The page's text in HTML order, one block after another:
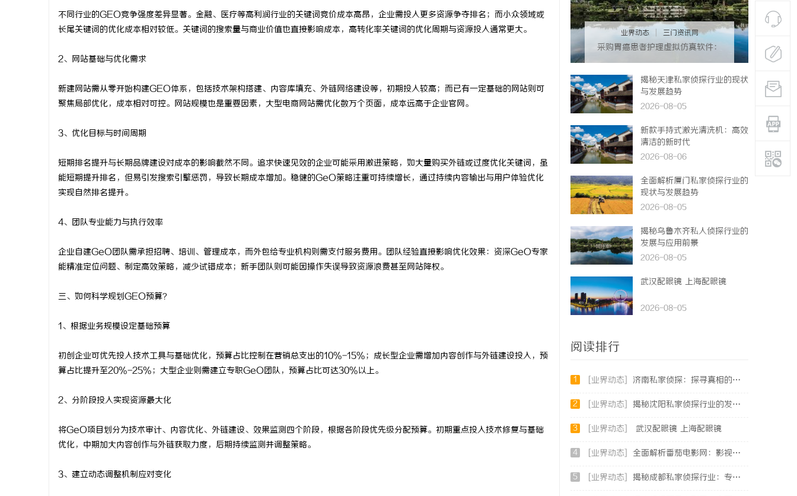
不同行业的GEO竞争强度差异显著。金融、医疗等高利润行业的关键词竞价成本高昂，企业需投入更多资源争夺排名；而小众领域或
长尾关键词的优化成本相对较低。关键词的搜索量与商业价值也直接影响成本，高转化率关键词的优化周期与资源投入通常更大。
2、网站基础与优化需求
新建网站需从零开始构建GEO体系，包括技术架构搭建、内容库填充、外链网络建设等，初期投入较高；而已有一定基础的网站则可
聚焦局部优化，成本相对可控。网站规模也是重要因素，大型电商网站需优化数万个页面，成本远高于企业官网。
3、优化目标与时间周期
短期排名提升与长期品牌建设对成本的影响截然不同。追求快速见效的企业可能采用激进策略，如大量购买外链或过度优化关键词，虽
能短期提升排名，但易引发搜索引擎惩罚，导致长期成本增加。稳健的GeO策略注重可持续增长，通过持续内容输出与用户体验优化
实现自然排名提升。
4、团队专业能力与执行效率
企业自建GeO团队需承担招聘、培训、管理成本，而外包给专业机构则需支付服务费用。团队经验直接影响优化效果：资深GeO专家
能精准定位问题、制定高效策略，减少试错成本；新手团队则可能因操作失误导致资源浪费甚至网站降权。
三、如何科学规划GEO预算？
1、根据业务规模设定基础预算
初创企业可优先投入技术工具与基础优化，预算占比控制在营销总支出的10%-15%；成长型企业需增加内容创作与外链建设投入，预
算占比提升至20%-25%；大型企业则需建立专职GeO团队，预算占比可达30%以上。
2、分阶段投入实现资源最大化
将GeO项目划分为技术审计、内容优化、外链建设、效果监测四个阶段，根据各阶段优先级分配预算。初期重点投入技术修复与基础
优化，中期加大内容创作与外链获取力度，后期持续监测并调整策略。
3、建立动态调整机制应对变化
业界动态 三门资讯网
采购胃癌患者护理虚拟仿真软件：
揭秘天津私家侦探行业的现状
与发展趋势
2026-08-05
新款手持式激光清洗机：高效
清洁的新时代
2026-08-06
全面解析厦门私家侦探行业的
现状与发展趋势
2026-08-05
揭秘乌鲁木齐私人侦探行业的
发展与应用前景
2026-08-05
武汉配眼镜 上海配眼镜
2026-08-05
阅读排行
1 [业界动态] 济南私家侦探：探寻真相的隐秘守护者
2 [业界动态] 揭秘沈阳私家侦探行业的发展与应用：专业侦探服务的全方位解析
3 [业界动态] 武汉配眼镜 上海配眼镜
4 [业界动态] 全面解析番茄电影网：影视爱好者的最佳资源站
5 [业界动态] 揭秘成都私家侦探行业：专业服务助力城市安宁